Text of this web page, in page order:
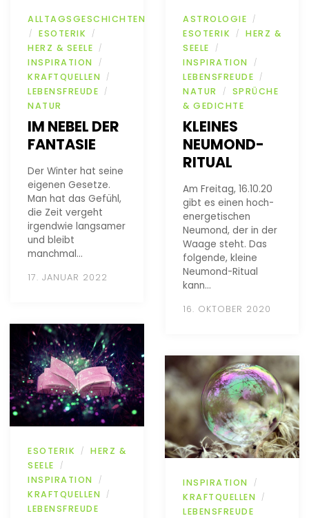
ALLTAGSGESCHICHTEN
/ ESOTERIK /
HERZ & SEELE /
INSPIRATION /
KRAFTQUELLEN /
LEBENSFREUDE /
NATUR
IM NEBEL DER
FANTASIE
Der Winter hat seine
eigenen Gesetze.
Man hat das Gefühl,
die Zeit vergeht
irgendwie langsamer
und bleibt
manchmal…
17. JANUAR 2022
ESOTERIK /
HERZ &
SEELE
/
INSPIRATION /
KRAFTQUELLEN /
LEBENSFREUDE
ASTROLOGIE /
ESOTERIK /
HERZ &
SEELE
/
INSPIRATION /
LEBENSFREUDE /
NATUR /
SPRÜCHE
& GEDICHTE
KLEINES
NEUMOND-
RITUAL
Am Freitag, 16.10.20
gibt es einen hoch-
energetischen
Neumond, der in der
Waage steht. Das
folgende, kleine
Neumond-Ritual
kann…
16. OKTOBER 2020
INSPIRATION /
KRAFTQUELLEN /
LEBENSFREUDE